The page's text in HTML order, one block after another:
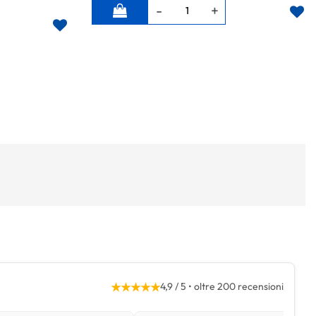
Quantità
★★★★★4,9 / 5 • oltre 200 recensioni